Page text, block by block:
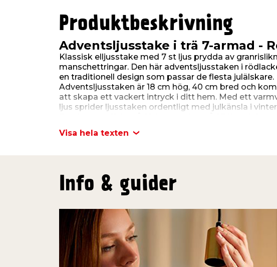
Produktbeskrivning
Adventsljusstake i trä 7-armad -
Klassisk elljusstake med 7 st ljus prydda av
manschettringar. Den här adventsljusstaken i
en traditionell design som passar de flesta julälskare.
Adventsljusstaken är 18 cm hög, 40 cm bred och
att skapa ett vackert intryck i ditt hem. Med ett
ljus sprider ljusstaken ordentligt med julkänsla i
Visa hela texten
Info & guider